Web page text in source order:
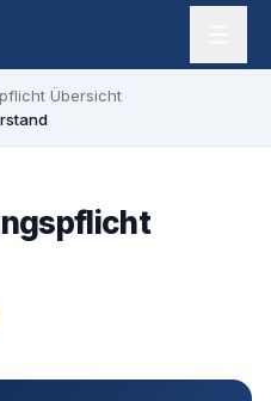
für SV-Befreiung
Übersicht